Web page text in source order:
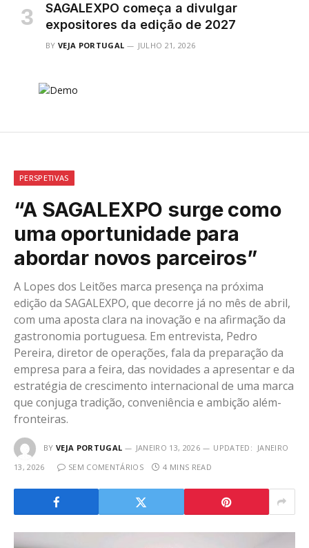
SAGALEXPO começa a divulgar
expositores da edição de 2027
BY VEJA PORTUGAL JULHO 21, 2026
PERSPETIVAS
“A SAGALEXPO surge como
uma oportunidade para
abordar novos parceiros”
A Lopes dos Leitões marca presença na próxima
edição da SAGALEXPO, que decorre já no mês de abril,
com uma aposta clara na inovação e na afirmação da
gastronomia portuguesa. Em entrevista, Pedro
Pereira, diretor de operações, fala da preparação da
empresa para a feira, das novidades a apresentar e da
estratégia de crescimento internacional de uma marca
que conjuga tradição, conveniência e ambição além-
fronteiras.
BY VEJA PORTUGAL JANEIRO 13, 2026 UPDATED: JANEIRO
13, 2026
SEM COMENTÁRIOS 4 MINS READ